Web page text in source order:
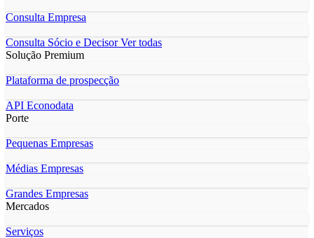
Consulta Empresa
Consulta Sócio e DecisorVer todas
Solução Premium
Plataforma de prospecção
API Econodata
Porte
Pequenas Empresas
Médias Empresas
Grandes Empresas
Mercados
Serviços